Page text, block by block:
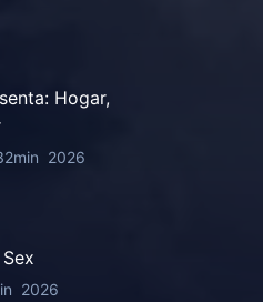
Hogar,
2026
2026